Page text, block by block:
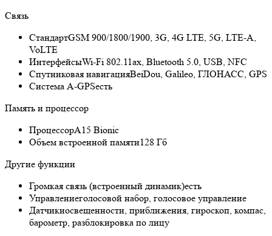
Связь
СтандартGSM 900/1800/1900, 3G, 4G LTE, 5G, LTE-A,
VoLTE
ИнтерфейсыWi-Fi 802.11ax, Bluetooth 5.0, USB, NFC
Спутниковая навигацияBeiDou, Galileo, ГЛОНАСС, GPS
Cистема A-GPSесть
Память и процессор
ПроцессорA15 Bionic
Объем встроенной памяти128 Гб
Другие функции
Громкая связь (встроенный динамик)есть
Управлениеголосовой набор, голосовое управление
Датчикиосвещенности, приближения, гироскоп, компас,
барометр, разблокировка по лицу